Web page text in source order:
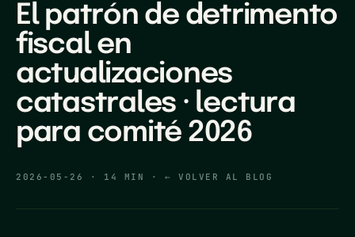
El patrón de detrimento
fiscal en
actualizaciones
catastrales · lectura
para comité 2026
2026-05-26 · 14 MIN · ← VOLVER AL BLOG